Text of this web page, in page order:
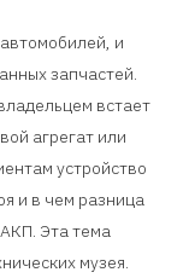
и
запчастей.
встает
агрегат или
устройство
и в чем разница
Эта тема
музея.